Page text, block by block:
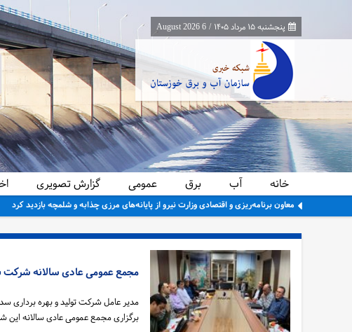
پنجشنبه ۱۵ مرداد ۱۴۰۵ /
6 August 2026
خانه آب برق عمومی گزارش تصویری
معاون برنامه‌ریزی و اقتصادی وزارت نیرو از پایانه‌های مرزی چذابه و شلمچه بازدید کرد
مجمع عمومی عادی سالانه شرکت
مدیر عامل شرکت تولید و بهره برداری
برگزاری مجمع عمومی عادی سالانه این